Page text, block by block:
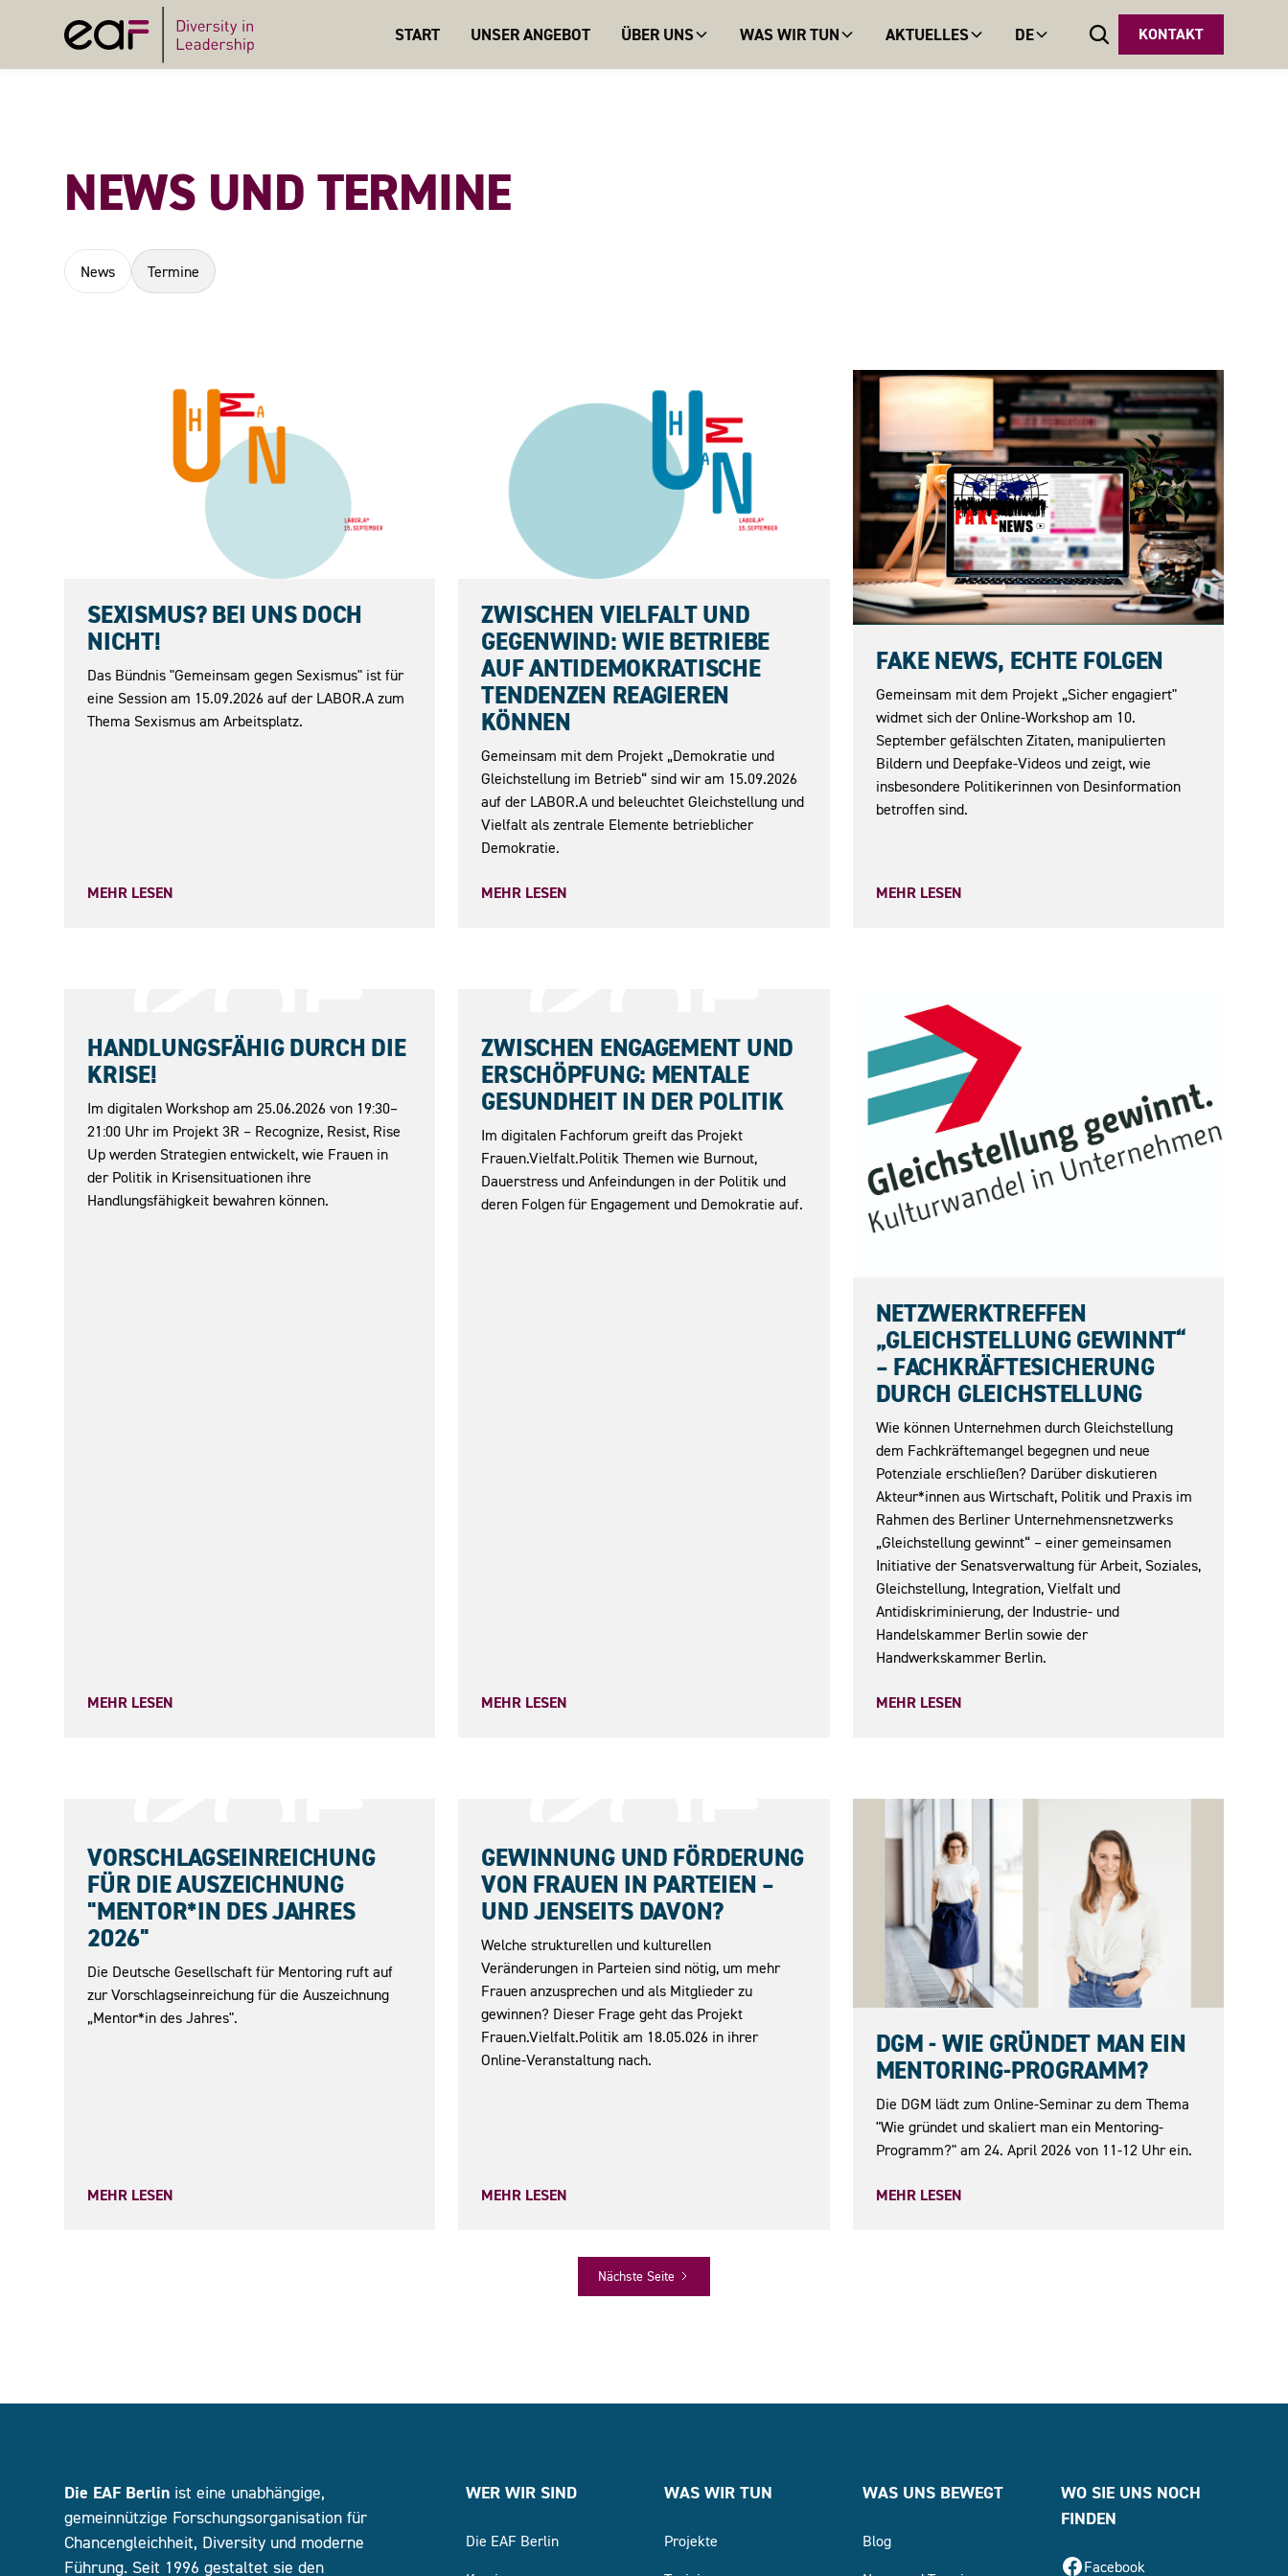
START UNSER ANGEBOT ÜBER UNS WAS WIR TUN AKTUELLES DE KONTAKT
NEWS UND TERMINE
News Termine
SEXISMUS? BEI UNS DOCH
NICHT!
Das Bündnis "Gemeinsam gegen Sexismus" ist für
eine Session am 15.09.2026 auf der LABOR.A zum
Thema Sexismus am Arbeitsplatz.
MEHR LESEN
ZWISCHEN VIELFALT UND
GEGENWIND: WIE BETRIEBE
AUF ANTIDEMOKRATISCHE
TENDENZEN REAGIEREN
KÖNNEN
Gemeinsam mit dem Projekt „Demokratie und
Gleichstellung im Betrieb“ sind wir am 15.09.2026
auf der LABOR.A und beleuchtet Gleichstellung und
Vielfalt als zentrale Elemente betrieblicher
Demokratie.
MEHR LESEN
FAKE NEWS, ECHTE FOLGEN
Gemeinsam mit dem Projekt „Sicher engagiert"
widmet sich der Online-Workshop am 10.
September gefälschten Zitaten, manipulierten
Bildern und Deepfake-Videos und zeigt, wie
insbesondere Politikerinnen von Desinformation
betroffen sind.
MEHR LESEN
HANDLUNGSFÄHIG DURCH DIE
KRISE!
Im digitalen Workshop am 25.06.2026 von 19:30–
21:00 Uhr im Projekt 3R – Recognize, Resist, Rise
Up werden Strategien entwickelt, wie Frauen in
der Politik in Krisensituationen ihre
Handlungsfähigkeit bewahren können.
MEHR LESEN
ZWISCHEN ENGAGEMENT UND
ERSCHÖPFUNG: MENTALE
GESUNDHEIT IN DER POLITIK
Im digitalen Fachforum greift das Projekt
Frauen.Vielfalt.Politik Themen wie Burnout,
Dauerstress und Anfeindungen in der Politik und
deren Folgen für Engagement und Demokratie auf.
MEHR LESEN
NETZWERKTREFFEN
„GLEICHSTELLUNG GEWINNT“
– FACHKRÄFTESICHERUNG
DURCH GLEICHSTELLUNG
Wie können Unternehmen durch Gleichstellung
dem Fachkräftemangel begegnen und neue
Potenziale erschließen? Darüber diskutieren
Akteur*innen aus Wirtschaft, Politik und Praxis im
Rahmen des Berliner Unternehmensnetzwerks
„Gleichstellung gewinnt“ – einer gemeinsamen
Initiative der Senatsverwaltung für Arbeit, Soziales,
Gleichstellung, Integration, Vielfalt und
Antidiskriminierung, der Industrie- und
Handelskammer Berlin sowie der
Handwerkskammer Berlin.
MEHR LESEN
VORSCHLAGSEINREICHUNG
FÜR DIE AUSZEICHNUNG
"MENTOR*IN DES JAHRES
2026"
Die Deutsche Gesellschaft für Mentoring ruft auf
zur Vorschlagseinreichung für die Auszeichnung
„Mentor*in des Jahres".
MEHR LESEN
GEWINNUNG UND FÖRDERUNG
VON FRAUEN IN PARTEIEN –
UND JENSEITS DAVON?
Welche strukturellen und kulturellen
Veränderungen in Parteien sind nötig, um mehr
Frauen anzusprechen und als Mitglieder zu
gewinnen? Dieser Frage geht das Projekt
Frauen.Vielfalt.Politik am 18.05.026 in ihrer
Online-Veranstaltung nach.
MEHR LESEN
DGM - WIE GRÜNDET MAN EIN
MENTORING-PROGRAMM?
Die DGM lädt zum Online-Seminar zu dem Thema
"Wie gründet und skaliert man ein Mentoring-
Programm?" am 24. April 2026 von 11-12 Uhr ein.
MEHR LESEN
Nächste Seite
Die EAF Berlin ist eine unabhängige,
gemeinnützige Forschungsorganisation für
Chancengleichheit, Diversity und moderne
Führung. Seit 1996 gestaltet sie den
WER WIR SIND
Die EAF Berlin
WAS WIR TUN
Projekte
WAS UNS BEWEGT
Blog
WO SIE UNS NOCH
FINDEN
Facebook